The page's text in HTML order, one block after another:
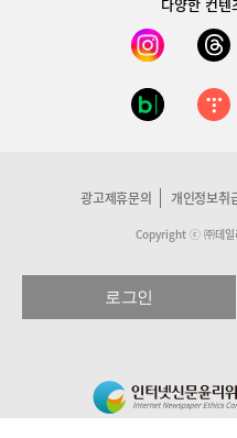
광고제휴문의 개인정보취
Copyright ⓒ ㈜데
로그인